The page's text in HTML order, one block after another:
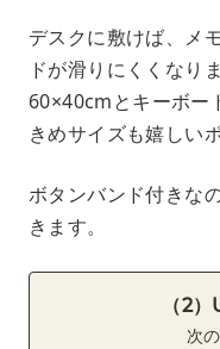
デスクに敷けば、メ
ドが滑りにくくなりま
60×40cmとキーボー
きめサイズも嬉しい
ボタンバンド付きな
きます。
（2
次